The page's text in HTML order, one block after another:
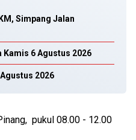
Simpang Jalan
6 Agustus 2026
2026
pukul 08.00 - 12.00